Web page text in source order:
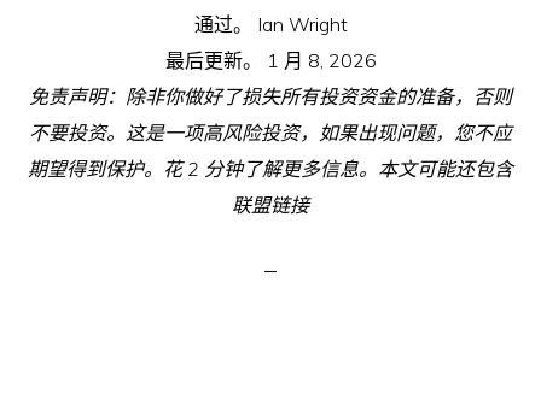
通过。 Ian Wright
最后更新。
1 月 8, 2026
免责声明：除非你做好了损失所有投资资金的准备，否则
不要投资。这是一项高风险投资，如果出现问题，您不应
期望得到保护。花 2 分钟了解更多信息。本文可能还包含
联盟链接